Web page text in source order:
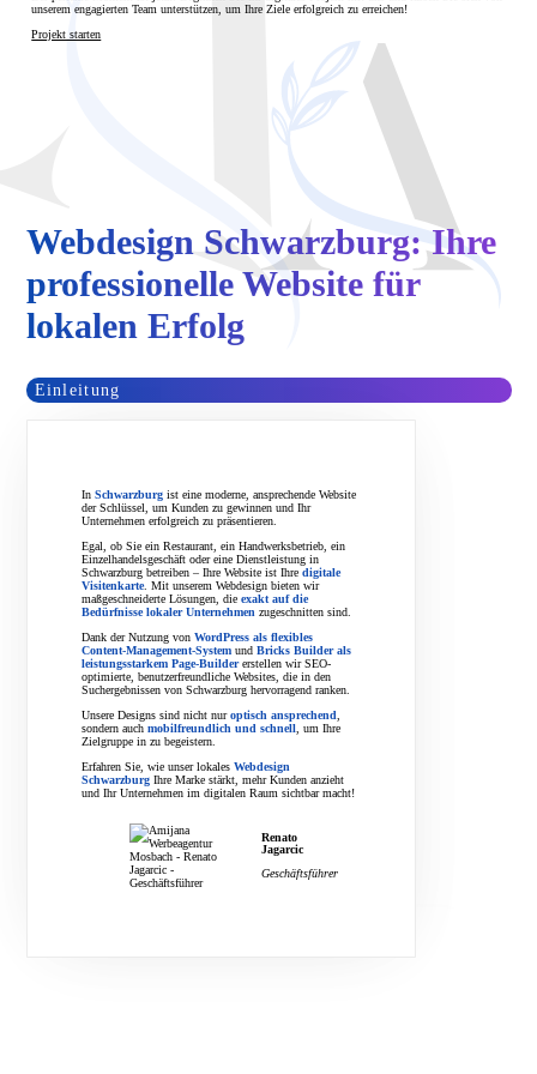
unserem engagierten Team unterstützen, um Ihre Ziele erfolgreich zu erreichen!
Projekt starten
Webdesign Schwarzburg: Ihre
professionelle Website für
lokalen Erfolg
Einleitung
InSchwarzburg ist eine moderne, ansprechende Website
der Schlüssel, um Kunden zu gewinnen und Ihr
Unternehmen erfolgreich zu präsentieren.
Egal, ob Sie ein Restaurant, ein Handwerksbetrieb, ein
Einzelhandelsgeschäft oder eine Dienstleistung in
Schwarzburg betreiben – Ihre Website ist Ihredigitale
Visitenkarte. Mit unserem Webdesign bieten wir
maßgeschneiderte Lösungen, dieexakt auf die
Bedürfnisse lokaler Unternehmen zugeschnitten sind.
Dank der Nutzung vonWordPress als flexibles
Content-Management-System undBricks Builder als
leistungsstarkem Page-Buildererstellen wir SEO-
optimierte, benutzerfreundliche Websites, die in den
Suchergebnissen von Schwarzburg hervorragend ranken.
Unsere Designs sind nicht nuroptisch ansprechend
sondern auchmobilfreundlich und schnell , um Ihre
Zielgruppe in zu begeistern.
Erfahren Sie, wie unser lokalesWebdesign
Schwarzburg Ihre Marke stärkt, mehr Kunden anzieht
und Ihr Unternehmen im digitalen Raum sichtbar macht!
Renato
Jagarcic
Geschäftsführer